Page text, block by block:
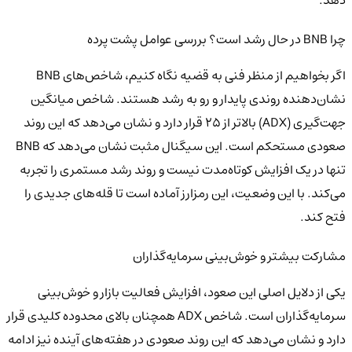
چرا BNB در حال رشد است؟ بررسی عوامل پشت پرده
اگر بخواهیم از منظر فنی به قضیه نگاه کنیم، شاخص‌های BNB
نشان‌دهنده روندی پایدار و رو به رشد هستند. شاخص میانگین
جهت‌گیری (ADX) بالاتر از 25 قرار دارد و نشان می‌دهد که این روند
صعودی مستحکم است. این سیگنال مثبت نشان می‌دهد که BNB
تنها در یک افزایش کوتاه‌مدت نیست و روند رشد مستمری را تجربه
می‌کند. با این وضعیت، این رمزارز آماده است تا قله‌های جدیدی را
فتح کند.
مشارکت بیشتر و خوش‌بینی سرمایه‌گذاران
یکی از دلایل اصلی این صعود، افزایش فعالیت بازار و خوش‌بینی
سرمایه‌گذاران است. شاخص ADX همچنان بالای محدوده کلیدی قرار
دارد و نشان می‌دهد که این روند صعودی در هفته‌های آینده نیز ادامه